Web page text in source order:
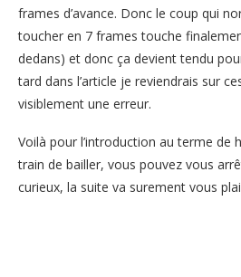
frames d’avance. Donc le coup qui
toucher en 7 frames touche
dedans) et donc ça devient tendu
tard dans l’article je reviendrais sur
visiblement une erreur.
Voilà pour l’introduction au terme de
train de bailler, vous pouvez vous
curieux, la suite va surement vous